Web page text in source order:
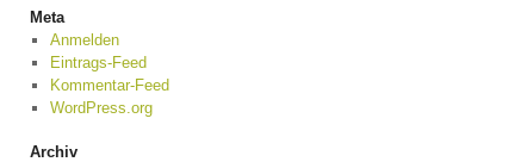
Meta
Anmelden
Eintrags-Feed
Kommentar-Feed
WordPress.org
Archiv